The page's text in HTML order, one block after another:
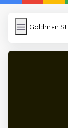
Goldman